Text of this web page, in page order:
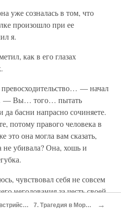
уже созналась в том, что
произошло при ее
я.
как в его глазах
— начал
— Вы… того… пытать
да басни напрасно сочиняете.
потому правого человека в
это она могла вам сказать,
не убивала? Она, хошь и
чувствовал себя не совсем
негодования за честь своей
время называет чуть не
5. Таинственное убийство австрийского военного агента 7. Трагедия в Морском корпусе →